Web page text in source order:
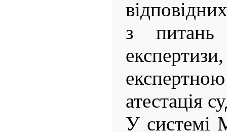
з питань
атестація
У системі